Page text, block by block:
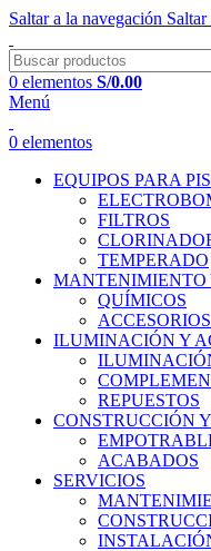
Saltar a la navegación
0 elementos S/0.00
Menú
0 elementos
EQUIPOS PARA
FILTROS
TEMPERADO
MANTENIMIENTO
QUÍMICOS
ILUMINACIÓN Y
REPUESTOS
CONSTRUCCIÓN
ACABADOS
SERVICIOS